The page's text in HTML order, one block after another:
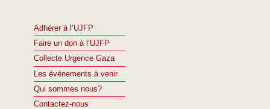
Adhérer à l’UJFP
Faire un don à l’UJFP
Collecte Urgence Gaza
Les événements à venir
Qui sommes nous?
Contactez-nous